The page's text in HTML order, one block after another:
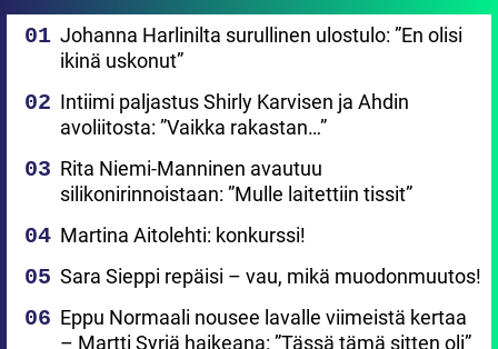
Johanna Harlinilta surullinen ulostulo: ”En olisi
ikinä uskonut”
Intiimi paljastus Shirly Karvisen ja Ahdin
avoliitosta: ”Vaikka rakastan…”
Rita Niemi-Manninen avautuu
silikonirinnoistaan: ”Mulle laitettiin tissit”
Martina Aitolehti: konkurssi!
Sara Sieppi repäisi – vau, mikä muodonmuutos!
Eppu Normaali nousee lavalle viimeistä kertaa
– Martti Syrjä haikeana: ”Tässä tämä sitten oli”